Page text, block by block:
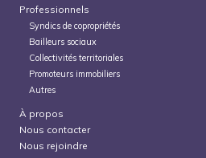
Professionnels
Syndics de copropriétés
Bailleurs sociaux
Collectivités territoriales
Promoteurs immobiliers
Autres
À propos
Nous contacter
Nous rejoindre